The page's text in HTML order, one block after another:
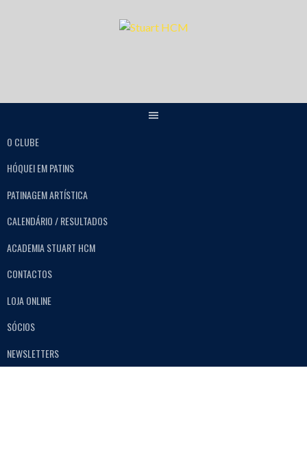
O CLUBE
HÓQUEI EM PATINS
PATINAGEM ARTÍSTICA
CALENDÁRIO / RESULTADOS
ACADEMIA STUART HCM
CONTACTOS
LOJA ONLINE
SÓCIOS
NEWSLETTERS